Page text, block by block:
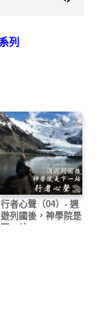
列
行者心聲（04）- 週
遊列國後，神學院是
下一站